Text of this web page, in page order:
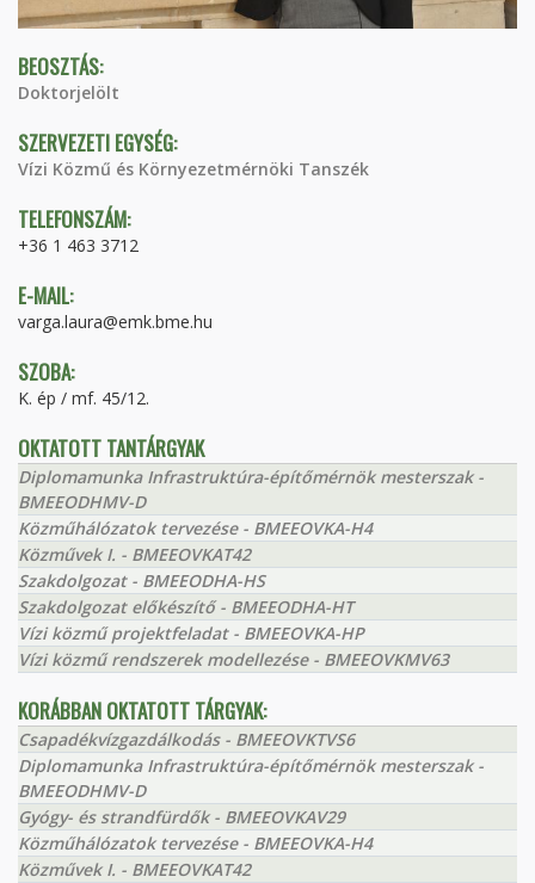
BEOSZTÁS:
Doktorjelölt
SZERVEZETI EGYSÉG:
Vízi Közmű és Környezetmérnöki Tanszék
TELEFONSZÁM:
+36 1 463 3712
E-MAIL:
varga.laura@emk.bme.hu
SZOBA:
K. ép / mf. 45/12.
OKTATOTT TANTÁRGYAK
Diplomamunka Infrastruktúra-építőmérnök mesterszak -
BMEEODHMV-D
Közműhálózatok tervezése - BMEEOVKA-H4
Közművek I. - BMEEOVKAT42
Szakdolgozat - BMEEODHA-HS
Szakdolgozat előkészítő - BMEEODHA-HT
Vízi közmű projektfeladat - BMEEOVKA-HP
Vízi közmű rendszerek modellezése - BMEEOVKMV63
KORÁBBAN OKTATOTT TÁRGYAK:
Csapadékvízgazdálkodás - BMEEOVKTVS6
Diplomamunka Infrastruktúra-építőmérnök mesterszak -
BMEEODHMV-D
Gyógy- és strandfürdők - BMEEOVKAV29
Közműhálózatok tervezése - BMEEOVKA-H4
Közművek I. - BMEEOVKAT42